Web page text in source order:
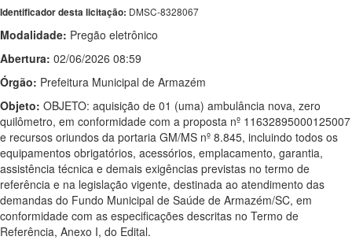
Identificador desta licitação: DMSC-8328067
Modalidade: Pregão eletrônico
Abertura: 02/06/2026 08:59
Órgão: Prefeitura Municipal de Armazém
Objeto: OBJETO: aquisição de 01 (uma) ambulância nova, zero
quilômetro, em conformidade com a proposta nº 11632895000125007
e recursos oriundos da portaria GM/MS nº 8.845, incluindo todos os
equipamentos obrigatórios, acessórios, emplacamento, garantia,
assistência técnica e demais exigências previstas no termo de
referência e na legislação vigente, destinada ao atendimento das
demandas do Fundo Municipal de Saúde de Armazém/SC, em
conformidade com as especificações descritas no Termo de
Referência, Anexo I, do Edital.